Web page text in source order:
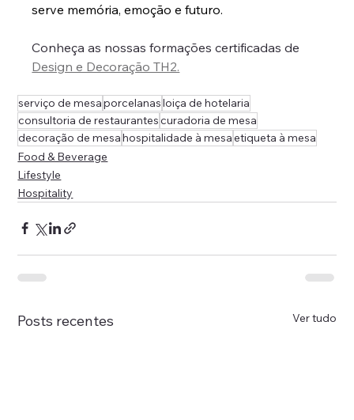
serve memória, emoção e futuro.
Conheça as nossas formações certificadas de
Design e Decoração TH2.
serviço de mesaporcelanasloiça de hotelaria
consultoria de restaurantescuradoria de mesa
decoração de mesahospitalidade à mesaetiqueta à mesa
Food & Beverage
Lifestyle
Hospitality
Posts recentes Ver tudo